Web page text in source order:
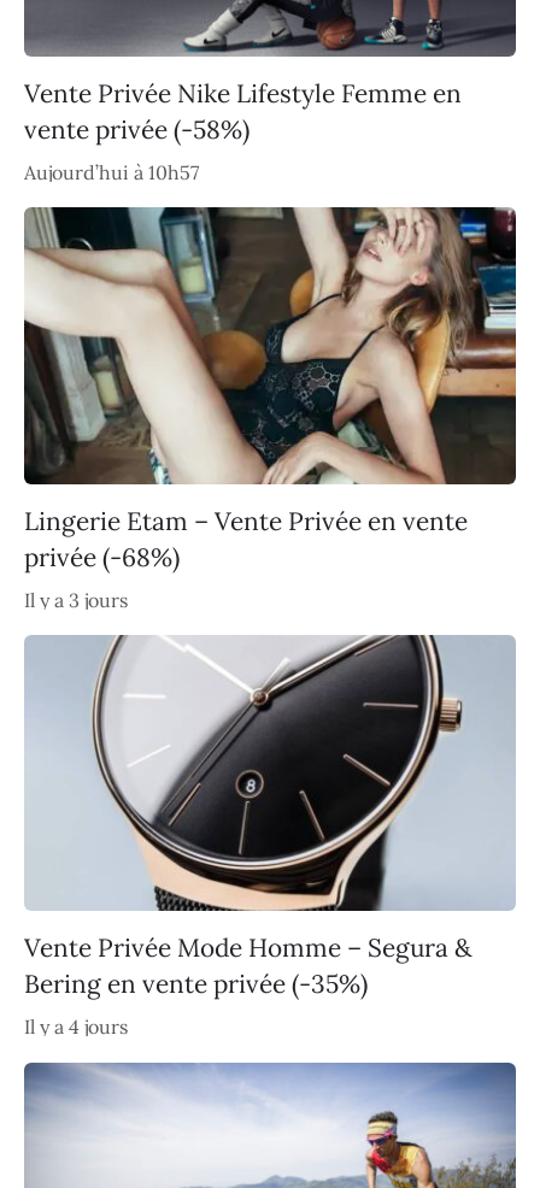
Vente Privée Nike Lifestyle Femme en
vente privée (-58%)
Aujourd’hui à 10h57
Lingerie Etam – Vente Privée en vente
privée (-68%)
Il y a 3 jours
Vente Privée Mode Homme – Segura &
Bering en vente privée (-35%)
Il y a 4 jours